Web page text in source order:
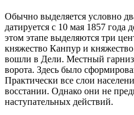
Обычно выделяется условно
датируется с 10 мая 1857 года
этом этапе выделяются три
княжество Канпур и
вошли в Дели. Местный
ворота. Здесь было
Практически все слои
восстании. Однако они не
наступательных действий.